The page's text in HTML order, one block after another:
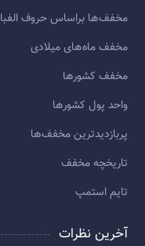
مخفف‌ها براساس حروف الفبا
مخفف ماه‌های میلادی
مخفف کشورها
واحد پول کشورها
پربازديدترين مخفف‌ها
تاريخچه مخفف
تایم استمپ
آخرین نظرات